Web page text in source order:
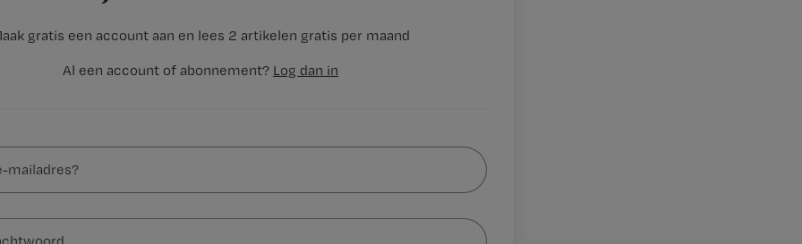
gratis een account aan en lees 2 artikelen gratis per maand
Al een account of abonnement? Log dan in